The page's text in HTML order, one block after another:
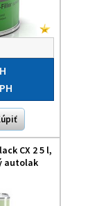
CX 2 5 l,
autolak